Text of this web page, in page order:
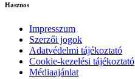
Hasznos
Impresszum
Szerzői jogok
Adatvédelmi tájékoztató
Cookie-kezelési tájékoztató
Médiaajánlat